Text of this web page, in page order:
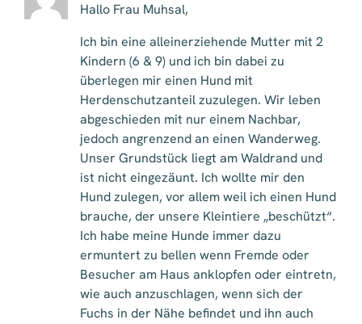
Hallo Frau Muhsal,
Ich bin eine alleinerziehende Mutter mit 2
Kindern (6 & 9) und ich bin dabei zu
überlegen mir einen Hund mit
Herdenschutzanteil zuzulegen. Wir leben
abgeschieden mit nur einem Nachbar,
jedoch angrenzend an einen Wanderweg.
Unser Grundstück liegt am Waldrand und
ist nicht eingezäunt. Ich wollte mir den
Hund zulegen, vor allem weil ich einen Hund
brauche, der unsere Kleintiere „beschützt“.
Ich habe meine Hunde immer dazu
ermuntert zu bellen wenn Fremde oder
Besucher am Haus anklopfen oder eintretn,
wie auch anzuschlagen, wenn sich der
Fuchs in der Nähe befindet und ihn auch